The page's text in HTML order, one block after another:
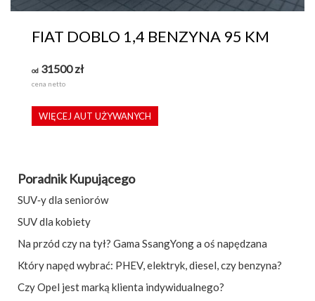
FIAT DOBLO 1,4 BENZYNA 95 KM
od 31500zł
cena netto
WIĘCEJ AUT UŻYWANYCH
Poradnik Kupującego
SUV‑y dla seniorów
SUV dla kobiety
Na przód czy na tył? Gama SsangYong a oś napędzana
Który napęd wybrać: PHEV, elektryk, diesel, czy benzyna?
Czy Opel jest marką klienta indywidualnego?